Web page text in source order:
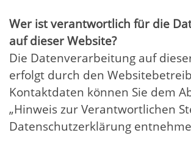
Wer ist verantwortlich für die
auf dieser Website?
Die Datenverarbeitung auf
erfolgt durch den
Kontaktdaten können Sie dem
„Hinweis zur Verantwortlichen
Datenschutzerklärung